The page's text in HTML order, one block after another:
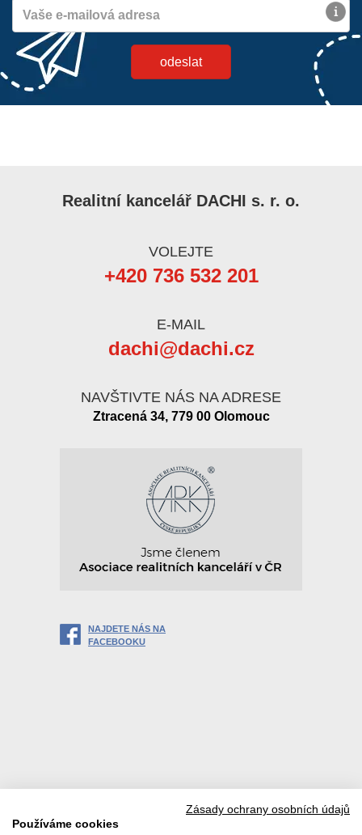
Realitní kancelář DACHI s. r. o.
VOLEJTE
+420 736 532 201
E-MAIL
dachi@dachi.cz
NAVŠTIVTE NÁS NA ADRESE
Ztracená 34, 779 00 Olomouc
NAJDETE NÁS NA
FACEBOOKU
Zásady ochrany osobních údajů
Používáme cookies